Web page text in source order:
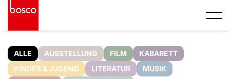
ALLE AUSSTELLUNG FILM
KABARETT
KINDER & JUGEND
LITERATUR
MUSIK